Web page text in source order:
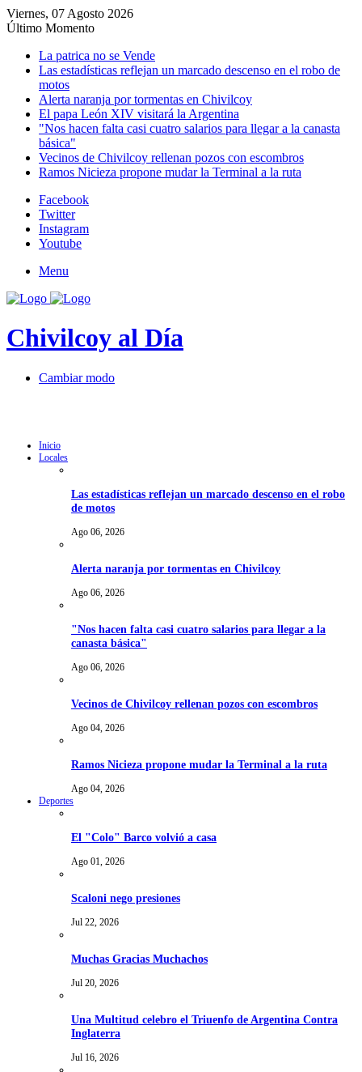
Viernes, 07 Agosto 2026
Último Momento
La patrica no se Vende
Las estadísticas reflejan un marcado descenso en el robo de
motos
Alerta naranja por tormentas en Chivilcoy
El papa León XIV visitará la Argentina
"Nos hacen falta casi cuatro salarios para llegar a la canasta
básica"
Vecinos de Chivilcoy rellenan pozos con escombros
Ramos Nicieza propone mudar la Terminal a la ruta
Facebook
Twitter
Instagram
Youtube
Menu
Chivilcoy al Día
Cambiar modo
Inicio
Locales
Las estadísticas reflejan un marcado descenso en el robo
de motos
Ago 06, 2026
Alerta naranja por tormentas en Chivilcoy
Ago 06, 2026
"Nos hacen falta casi cuatro salarios para llegar a la
canasta básica"
Ago 06, 2026
Vecinos de Chivilcoy rellenan pozos con escombros
Ago 04, 2026
Ramos Nicieza propone mudar la Terminal a la ruta
Ago 04, 2026
Deportes
El "Colo" Barco volvió a casa
Ago 01, 2026
Scaloni nego presiones
Jul 22, 2026
Muchas Gracias Muchachos
Jul 20, 2026
Una Multitud celebro el Triuenfo de Argentina Contra
Inglaterra
Jul 16, 2026